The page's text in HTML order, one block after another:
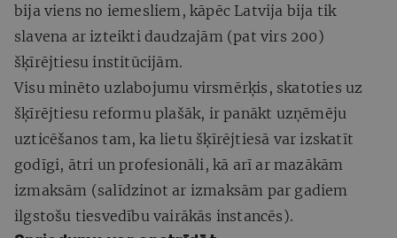
bija viens no iemesliem, kāpēc Latvija bija tik
slavena ar izteikti daudzajām (pat virs 200)
šķīrējtiesu institūcijām.
Visu minēto uzlabojumu virsmērķis, skatoties uz
šķīrējtiesu reformu plašāk, ir panākt uzņēmēju
uzticēšanos tam, ka lietu šķīrējtiesā var izskatīt
godīgi, ātri un profesionāli, kā arī ar mazākām
izmaksām (salīdzinot ar izmaksām par gadiem
ilgstošu tiesvedību vairākās instancēs).